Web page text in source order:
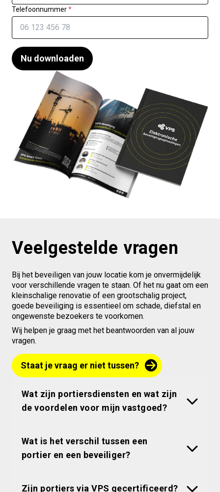
Telefoonnummer*
Nu downloaden
Veelgestelde vragen
Bij het beveiligen van jouw locatie kom je onvermijdelijk
voor verschillende vragen te staan. Of het nu gaat om een
kleinschalige renovatie of een grootschalig project,
goede beveiliging is essentieel om schade, diefstal en
ongewenste bezoekers te voorkomen.
Wij helpen je graag met het beantwoorden van al jouw
vragen.
Staat je vraag er niet tussen?
Wat zijn portiersdiensten en wat zijn
de voordelen voor mijn vastgoed?
Wat is het verschil tussen een
portier en een beveiliger?
Zijn portiers via VPS gecertificeerd?